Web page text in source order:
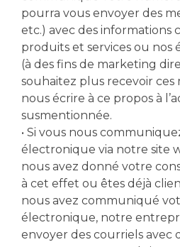
pourra vous envoyer des
etc.) avec des informations
produits et services ou nos
(à des fins de marketing
souhaitez plus recevoir ces
nous écrire à ce propos à
susmentionnée.
• Si vous nous
électronique via notre site
nous avez donné votre
à cet effet ou êtes déjà
nous avez communiqué
électronique, notre
envoyer des courriels avec